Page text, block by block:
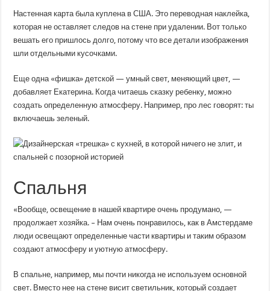
Настенная карта была куплена в США. Это переводная наклейка,
которая не оставляет следов на стене при удалении. Вот только
вешать его пришлось долго, потому что все детали изображения
шли отдельными кусочками.
Еще одна «фишка» детской — умный свет, меняющий цвет, —
добавляет Екатерина. Когда читаешь сказку ребенку, можно
создать определенную атмосферу. Например, про лес говорят: ты
включаешь зеленый.
Спальня
«Вообще, освещение в нашей квартире очень продумано, —
продолжает хозяйка. – Нам очень понравилось, как в Амстердаме
люди освещают определенные части квартиры и таким образом
создают атмосферу и уютную атмосферу.
В спальне, например, мы почти никогда не используем основной
свет. Вместо нее на стене висит светильник, который создает